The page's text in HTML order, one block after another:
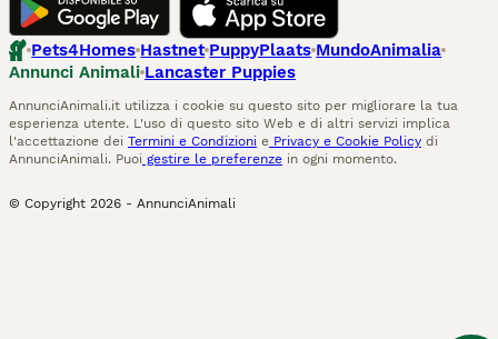
Pets4Homes Hastnet PuppyPlaats MundoAnimalia
Annunci Animali Lancaster Puppies
AnnunciAnimali.it utilizza i cookie su questo sito per migliorare la tua
esperienza utente. L'uso di questo sito Web e di altri servizi implica
l'accettazione dei Termini e Condizioni e Privacy e Cookie Policy di
AnnunciAnimali. Puoi gestire le preferenze in ogni momento.
© Copyright 2026 - AnnunciAnimali